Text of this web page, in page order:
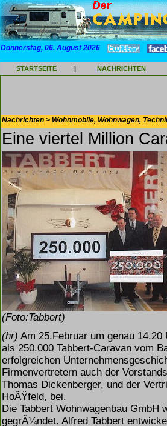
Donnerstag, 06. August 2026
STARTSEITE | NACHRICHTEN
Nachrichten > Wohnmobile, Wohnwagen,
Eine viertel Million
(Foto:Tabbert)
(hr) Am 25.Februar um genau
als 250.000 Tabbert-Caravan vom
erfolgreichen
Firmenvertretern auch der
Thomas Dickenberger, und der
HoÃŸfeld, bei.
Die Tabbert Wohnwagenbau GmbH
gegrÃ¼ndet. Alfred Tabbert